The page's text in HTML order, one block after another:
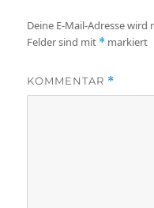
Deine E-Mail-Adresse
Felder sind mit * markiert
KOMMENTAR *